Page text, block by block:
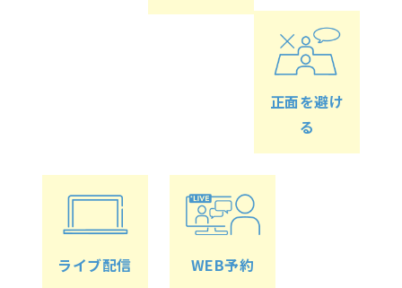
正面を避け
る
ライブ配信 WEB予約